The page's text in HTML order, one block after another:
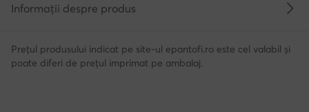
Informații despre produs
Prețul produsului indicat pe site-ul epantofi.ro este cel valabil și
poate diferi de prețul imprimat pe ambalaj.